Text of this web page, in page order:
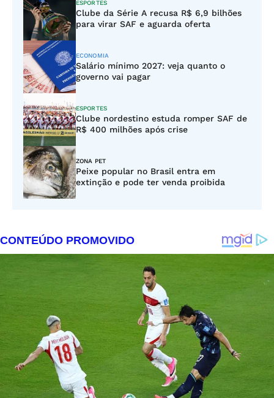
ESPORTES
Clube da Série A recusa R$ 6,9 bilhões
para virar SAF e aguarda oferta
ECONOMIA
Salário mínimo 2027: veja quanto o
governo vai pagar
ESPORTES
Clube nordestino estuda romper SAF de
R$ 400 milhões após crise
ZONA PET
Peixe popular no Brasil entra em
extinção e pode ter venda proibida